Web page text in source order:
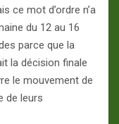
ce mot d’ordre n’a
du 12 au 16
parce que la
la décision finale
le mouvement de
de leurs